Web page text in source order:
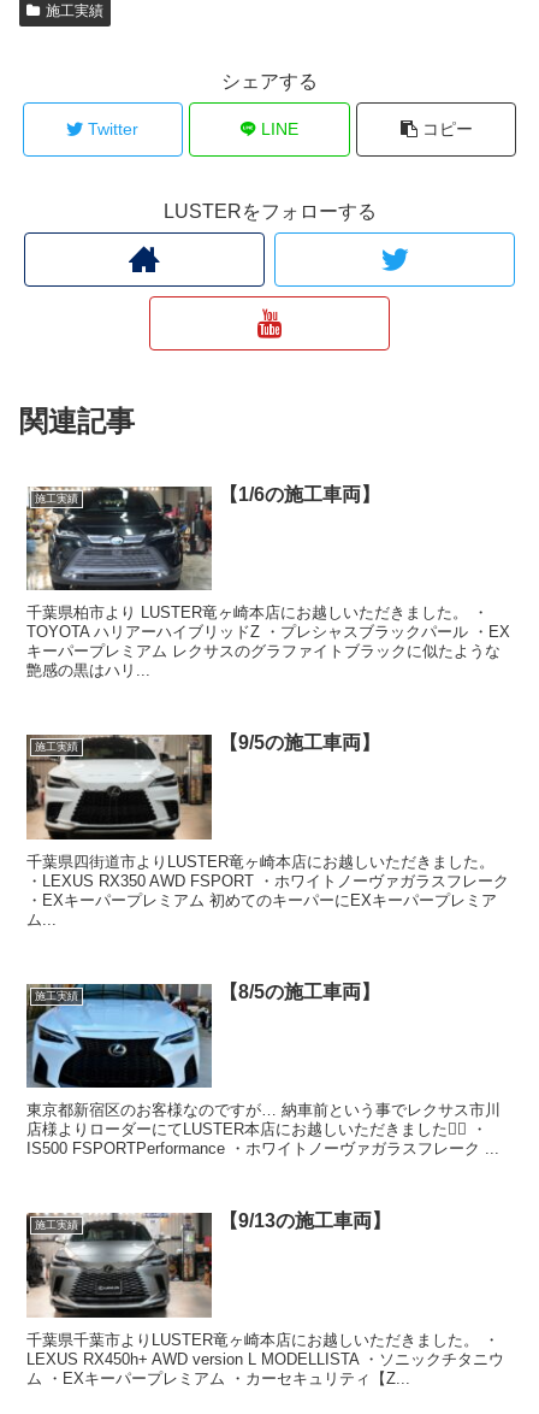
施工実績
シェアする
Twitter LINE コピー
LUSTERをフォローする
関連記事
施工実績 【1/6の施工車両】
千葉県柏市より LUSTER竜ヶ崎本店にお越しいただきました。 ・
TOYOTA ハリアーハイブリッドZ ・プレシャスブラックパール ・EX
キーパープレミアム レクサスのグラファイトブラックに似たような
艶感の黒はハリ...
施工実績 【9/5の施工車両】
千葉県四街道市よりLUSTER竜ヶ崎本店にお越しいただきました。
・LEXUS RX350 AWD FSPORT ・ホワイトノーヴァガラスフレーク
・EXキーパープレミアム 初めてのキーパーにEXキーパープレミア
ム...
施工実績 【8/5の施工車両】
東京都新宿区のお客様なのですが… 納車前という事でレクサス市川
店様よりローダーにてLUSTER本店にお越しいただきました🙇‍♂️ ・
IS500 FSPORTPerformance ・ホワイトノーヴァガラスフレーク ...
施工実績 【9/13の施工車両】
千葉県千葉市よりLUSTER竜ヶ崎本店にお越しいただきました。 ・
LEXUS RX450h+ AWD version L MODELLISTA ・ソニックチタニウ
ム ・EXキーパープレミアム ・カーセキュリティ【Z...